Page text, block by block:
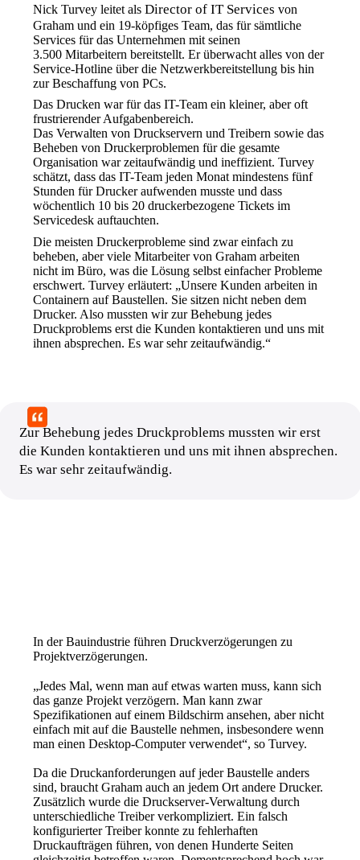
Nick Turvey leitet als Director of IT Services von
Graham und ein 19-köpfiges Team, das für sämtliche
Services für das Unternehmen mit seinen
3.500 Mitarbeitern bereitstellt. Er überwacht alles von der
Service-Hotline über die Netzwerkbereitstellung bis hin
zur Beschaffung von PCs.
Das Drucken war für das IT-Team ein kleiner, aber oft
frustrierender Aufgabenbereich.
Das Verwalten von Druckservern und Treibern sowie das
Beheben von Druckerproblemen für die gesamte
Organisation war zeitaufwändig und ineffizient. Turvey
schätzt, dass das IT-Team jeden Monat mindestens fünf
Stunden für Drucker aufwenden musste und dass
wöchentlich 10 bis 20 druckerbezogene Tickets im
Servicedesk auftauchten.
Die meisten Druckerprobleme sind zwar einfach zu
beheben, aber viele Mitarbeiter von Graham arbeiten
nicht im Büro, was die Lösung selbst einfacher Probleme
erschwert. Turvey erläutert: „Unsere Kunden arbeiten in
Containern auf Baustellen. Sie sitzen nicht neben dem
Drucker. Also mussten wir zur Behebung jedes
Druckproblems erst die Kunden kontaktieren und uns mit
ihnen absprechen. Es war sehr zeitaufwändig.“
Zur Behebung jedes Druckproblems mussten wir erst
die Kunden kontaktieren und uns mit ihnen absprechen.
Es war sehr zeitaufwändig.
In der Bauindustrie führen Druckverzögerungen zu
Projektverzögerungen.
„Jedes Mal, wenn man auf etwas warten muss, kann sich
das ganze Projekt verzögern. Man kann zwar
Spezifikationen auf einem Bildschirm ansehen, aber nicht
einfach mit auf die Baustelle nehmen, insbesondere wenn
man einen Desktop-Computer verwendet“, so Turvey.
Da die Druckanforderungen auf jeder Baustelle anders
sind, braucht Graham auch an jedem Ort andere Drucker.
Zusätzlich wurde die Druckserver-Verwaltung durch
unterschiedliche Treiber verkompliziert. Ein falsch
konfigurierter Treiber konnte zu fehlerhaften
Druckaufträgen führen, von denen Hunderte Seiten